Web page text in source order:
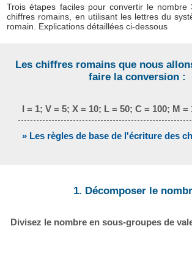
Trois étapes faciles pour convertir le nombre
chiffres romains, en utilisant les lettres du
romain. Explications détaillées ci-dessous
Les chiffres romains que nous
faire la conversion :
I = 1; V = 5; X = 10; L = 50; C = 100; M =
» Les règles de base de l'écriture des
1. Décomposer le
Divisez le nombre en sous-groupes de